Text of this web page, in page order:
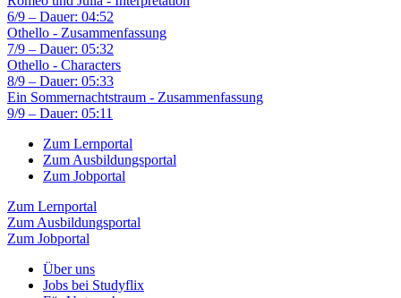
6/9 – Dauer: 04:52
Othello - Zusammenfassung
7/9 – Dauer: 05:32
Othello - Characters
8/9 – Dauer: 05:33
Ein Sommernachtstraum - Zusammenfassung
9/9 – Dauer: 05:11
Zum Lernportal
Zum Ausbildungsportal
Zum Jobportal
Zum Lernportal
Zum Ausbildungsportal
Zum Jobportal
Über uns
Jobs bei Studyflix